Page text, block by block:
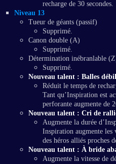
recharge de 30 secondes.
Niveau 13
Tueur de géants (passif)
Supprimé.
Canon double (A)
Supprimé.
Détermination inébranlable
Supprimé.
Nouveau talent : Balles
Réduit le temps de
Tant qu’Inspiration est
perforante augmente de
Nouveau talent : Cri de
Augmente la durée
Inspiration augmente les
des héros alliés proches
Nouveau talent : À bride
Augmente la vitesse de